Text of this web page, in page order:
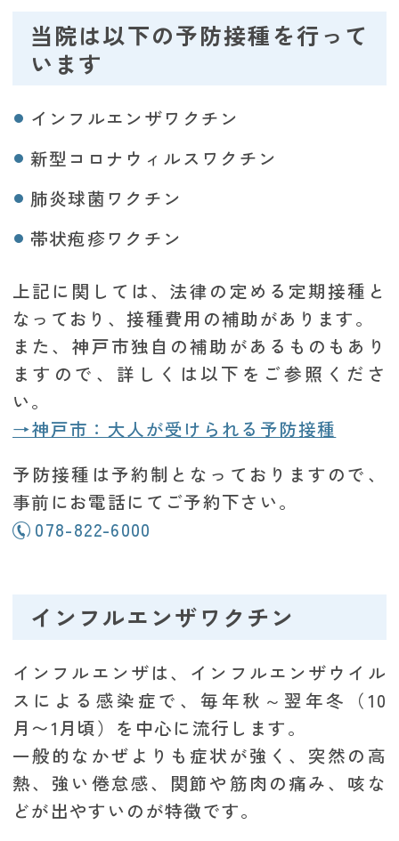
当院は以下の予防接種を行って
います
インフルエンザワクチン
新型コロナウィルスワクチン
肺炎球菌ワクチン
帯状疱疹ワクチン
上記に関しては、法律の定める定期接種と
なっており、接種費用の補助があります。
また、神戸市独自の補助があるものもあり
ますので、詳しくは以下をご参照くださ
い。
→神戸市：大人が受けられる予防接種
予防接種は予約制となっておりますので、
事前にお電話にてご予約下さい。
078-822-6000
インフルエンザワクチン
インフルエンザは、インフルエンザウイル
スによる感染症で、毎年秋～翌年冬（10
月〜1月頃）を中心に流行します。
一般的なかぜよりも症状が強く、突然の高
熱、強い倦怠感、関節や筋肉の痛み、咳な
どが出やすいのが特徴です。